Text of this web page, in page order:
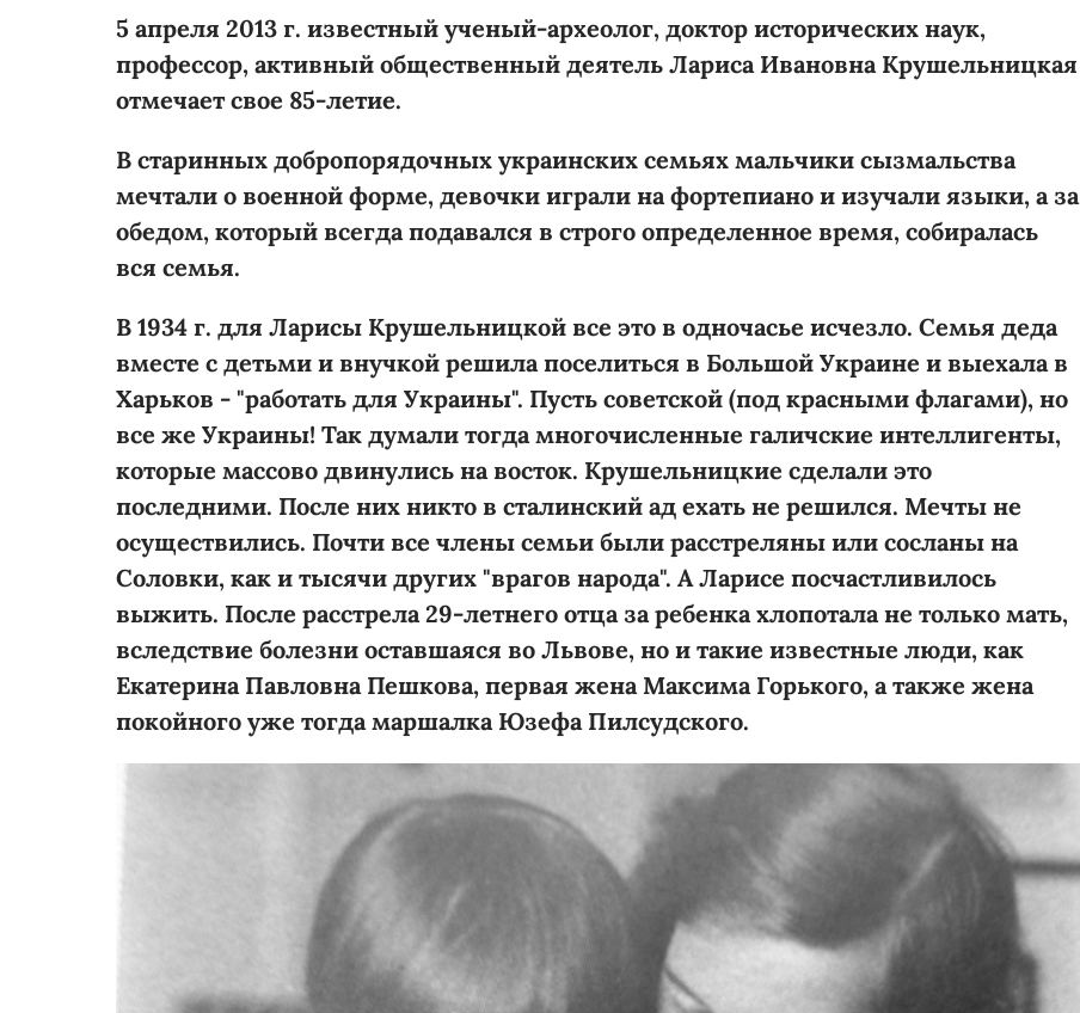
5 апреля 2013 г. известный ученый-археолог, доктор исторических наук,
профессор, активный общественный деятель Лариса Ивановна Крушельницкая
отмечает свое 85-летие.
В старинных добропорядочных украинских семьях мальчики сызмальства
мечтали о военной форме, девочки играли на фортепиано и изучали языки, а за
обедом, который всегда подавался в строго определенное время, собиралась
вся семья.
В 1934 г. для Ларисы Крушельницкой все это в одночасье исчезло. Семья деда
вместе с детьми и внучкой решила поселиться в Большой Украине и выехала в
Харьков - "работать для Украины". Пусть советской (под красными флагами), но
все же Украины! Так думали тогда многочисленные галичские интеллигенты,
которые массово двинулись на восток. Крушельницкие сделали это
последними. После них никто в сталинский ад ехать не решился. Мечты не
осуществились. Почти все члены семьи были расстреляны или сосланы на
Соловки, как и тысячи других "врагов народа". А Ларисе посчастливилось
выжить. После расстрела 29-летнего отца за ребенка хлопотала не только мать,
вследствие болезни оставшаяся во Львове, но и такие известные люди, как
Екатерина Павловна Пешкова, первая жена Максима Горького, а также жена
покойного уже тогда маршалка Юзефа Пилсудского.